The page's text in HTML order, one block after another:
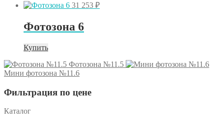
31 253 ₽
Фотозона 6
Купить
Фотозона №11.5
Мини фотозона №11.6
Фильтрация по цене
Каталог